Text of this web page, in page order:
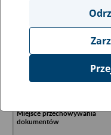
Ukryj wszystkie